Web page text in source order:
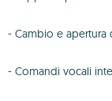
- Cambio e apertura
- Comandi vocali